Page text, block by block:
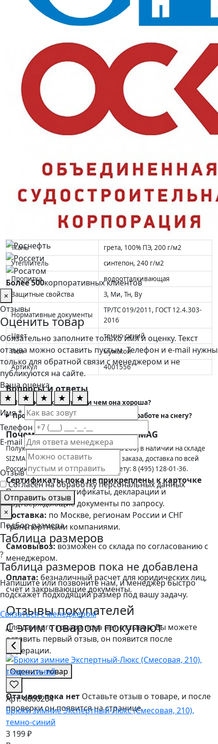
Назначение и сферы применения
территории зимой, сельское хозяйство, коммунальные и
ремонтные работы на открытом воздухе.
Ключевые преимущества
Плотная ткань грета:
200 г/м2 хорошо держит форму и
устойчива к загрязнениям;
Влагозащита:
водоотталкивающая пропитка не дает ткани
промокать;
Теплый утеплитель:синтепон 240 г/м2 сохраняет тепло всю
Свободный крой:высокая грудка полукомбинезона не
Характеристики и стандарты
Полукомбинезон СТАНДАРТ
Ткань
грета, 100% ПЭ, 200 г/м2
Утеплитель
синтепон, 240 г/м2
Пропитка
водоотталкивающая
Защитные свойства
З, Ми, Тн, Ву
Нормативные документы
ТР/ТС 019/2011, ГОСТ 12.4.303-
2016
Цвет
темно-синий
Пол
мужской
Артикул
4001556
Вопросы и ответы
Что такое ткань грета и чем она хороша?
Промокает ли полукомбинезон при работе на снегу?
Почему выгодно купить в SIZMAG
Полукомбинезон СТАНДАРТ (тк.грета 200) в наличии на складе
SIZMAG в Москве — отгрузка в день заказа, доставка по всей
России. Работаем с юрлицами по счету: 8 (495) 128-01-36.
Сертификаты пока не прикреплены к карточке
Предоставим сертификаты, декларации и
подтверждающие документы по запросу.
Доставка: по Москве, регионам России и СНГ
транспортными компаниями.
Самовывоз:возможен со склада по согласованию с
менеджером.
Оплата: безналичный расчет для юридических лиц,
счет и закрывающие документы.
Отзывы покупателей
Для данного товара пока нет отзывов. Вы можете
оставить первый отзыв, он появится после
модерации.
Оценить товар
★
Отзывов пока нет Оставьте отзыв о товаре, и после
проверки он появится на странице.
Более 500корпоративных клиентов
×
Отзывы
Оценить товар
Обязательно заполните только имя и оценку. Текст
отзыва можно оставить пустым. Телефон и e-mail нужны
только для обратной связи с менеджером и не
публикуются на сайте.
Ваша оценка
★
★ ★ ★
★
Имя *
Телефон
E-mail
Отзыв
Согласен на обработку персональных данных
Отправить отзыв
×
Подбор размера
Таблица размеров
?
Таблица размеров пока не добавлена
Напишите или позвоните нам, и менеджер быстро
подскажет подходящий размер под вашу задачу.
Связаться с менеджером
С этим товаром покупают
Арт. 4000264
Брюки зимние Экспертный-Люкс (Смесовая, 210),
темно-синий
3 199 ₽